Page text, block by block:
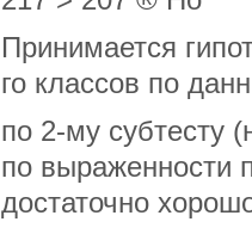
Принимается
го классов по
по 2-му субтесту
по выраженности
достаточно